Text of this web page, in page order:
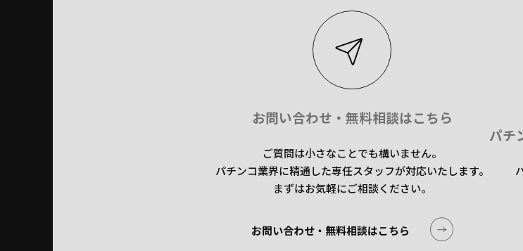
お問い合わせ・無料相談はこちら
ご質問は小さなことでも構いません。
パチンコ業界に精通した専任スタッフが対応いたします。
まずはお気軽にご相談ください。
お問い合わせ・無料相談はこちら
お問い合わせ・無料相談はこちら
パチ